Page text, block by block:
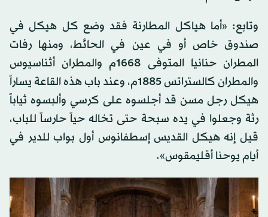
وتابع: «أما هياكل المطارنة فقد وضع كل هيكل في
صندوق خاص أو في عين في الحائط، ومنها رفات
المطران حنانيا المتوفى 1668م والمطران أثناسيوس
والمطران كالستراتس 1885م، وعند باب هذه القاعة يساراً
هيكل رجل مسن قد أجلسوه على كرسي وألبسوه ثياباً
رثة وجعلوا في يده سبحة حتى تخاله حياً حارساً للباب،
قيل إنه هيكل القديس إسطفانوس أول بواب للدير في
أيام يوحنا أقليمقوس».